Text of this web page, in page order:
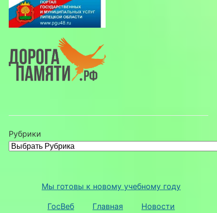
Рубрики
Мы готовы к новому учебному году
ГосВеб Главная Новости